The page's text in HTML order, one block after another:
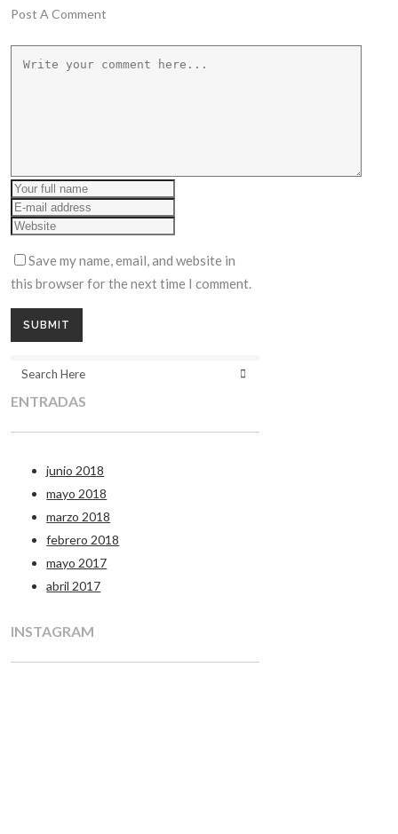
Post A Comment
Save my name, email, and website in
this browser for the next time I comment.
ENTRADAS
junio 2018
mayo 2018
marzo 2018
febrero 2018
mayo 2017
abril 2017
INSTAGRAM